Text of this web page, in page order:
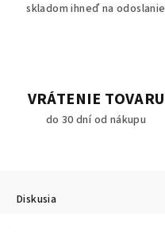
skladom ihneď na odoslanie
VRÁTENIE TOVARU
do 30 dní od nákupu
Diskusia